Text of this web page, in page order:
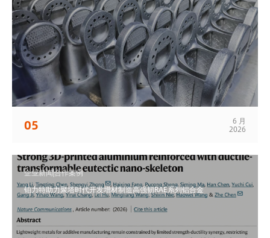
05 6 月
2026
企业新闻|合作案例
铂力特助力聚塔时代开发增材制造高强韧RAE系列铝合金